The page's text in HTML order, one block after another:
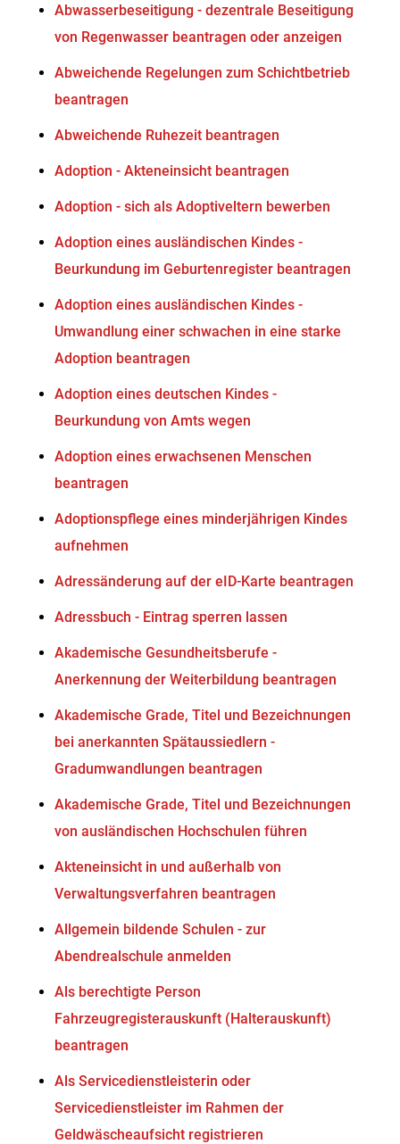
Abwasserbeseitigung - dezentrale Beseitigung
von Regenwasser beantragen oder anzeigen
Abweichende Regelungen zum Schichtbetrieb
beantragen
Abweichende Ruhezeit beantragen
Adoption - Akteneinsicht beantragen
Adoption - sich als Adoptiveltern bewerben
Adoption eines ausländischen Kindes -
Beurkundung im Geburtenregister beantragen
Adoption eines ausländischen Kindes -
Umwandlung einer schwachen in eine starke
Adoption beantragen
Adoption eines deutschen Kindes -
Beurkundung von Amts wegen
Adoption eines erwachsenen Menschen
beantragen
Adoptionspflege eines minderjährigen Kindes
aufnehmen
Adressänderung auf der eID-Karte beantragen
Adressbuch - Eintrag sperren lassen
Akademische Gesundheitsberufe -
Anerkennung der Weiterbildung beantragen
Akademische Grade, Titel und Bezeichnungen
bei anerkannten Spätaussiedlern -
Gradumwandlungen beantragen
Akademische Grade, Titel und Bezeichnungen
von ausländischen Hochschulen führen
Akteneinsicht in und außerhalb von
Verwaltungsverfahren beantragen
Allgemein bildende Schulen - zur
Abendrealschule anmelden
Als berechtigte Person
Fahrzeugregisterauskunft (Halterauskunft)
beantragen
Als Servicedienstleisterin oder
Servicedienstleister im Rahmen der
Geldwäscheaufsicht registrieren